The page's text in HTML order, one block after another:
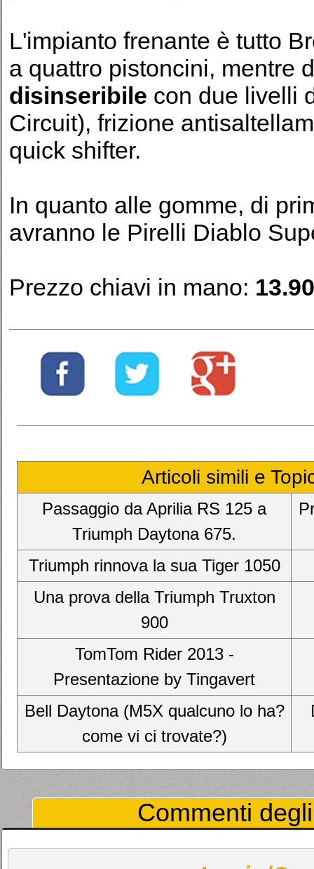
L'impianto frenante è tutto
a quattro pistoncini, mentre
disinseribile con due livelli
Circuit), frizione
quick shifter.
In quanto alle gomme, di
avranno le Pirelli Diablo
Prezzo chiavi in mano:
Articoli simili e
Passaggio da Aprilia RS 125 a
Triumph Daytona 675.
Triumph rinnova la sua Tiger 1050
Una prova della Triumph Truxton
900
TomTom Rider 2013 -
Presentazione by Tingavert
Bell Daytona (M5X qualcuno lo ha?
come vi ci trovate?)
Commenti